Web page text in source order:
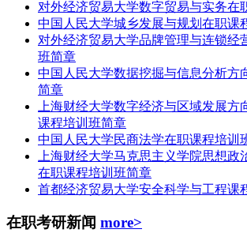
对外经济贸易大学数字贸易与实务在
中国人民大学城乡发展与规划在职课
对外经济贸易大学品牌管理与连锁经
班简章
中国人民大学数据挖掘与信息分析方
简章
上海财经大学数字经济与区域发展方
课程培训班简章
中国人民大学民商法学在职课程培训
上海财经大学马克思主义学院思想政
在职课程培训班简章
首都经济贸易大学安全科学与工程课
在职考研新闻 more>